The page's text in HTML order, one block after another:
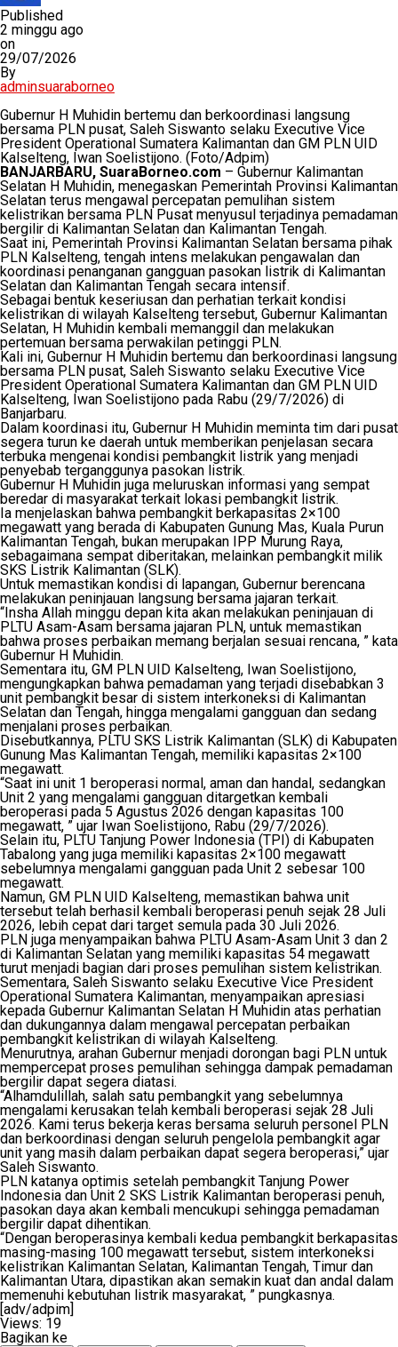
Published
2 minggu ago
on
29/07/2026
By
adminsuaraborneo
Gubernur H Muhidin bertemu dan berkoordinasi langsung
bersama PLN pusat, Saleh Siswanto selaku Executive Vice
President Operational Sumatera Kalimantan dan GM PLN UID
Kalselteng, Iwan Soelistijono. (Foto/Adpim)
BANJARBARU, SuaraBorneo.com – Gubernur Kalimantan
Selatan H Muhidin, menegaskan Pemerintah Provinsi Kalimantan
Selatan terus mengawal percepatan pemulihan sistem
kelistrikan bersama PLN Pusat menyusul terjadinya pemadaman
bergilir di Kalimantan Selatan dan Kalimantan Tengah.
Saat ini, Pemerintah Provinsi Kalimantan Selatan bersama pihak
PLN Kalselteng, tengah intens melakukan pengawalan dan
koordinasi penanganan gangguan pasokan listrik di Kalimantan
Selatan dan Kalimantan Tengah secara intensif.
Sebagai bentuk keseriusan dan perhatian terkait kondisi
kelistrikan di wilayah Kalselteng tersebut, Gubernur Kalimantan
Selatan, H Muhidin kembali memanggil dan melakukan
pertemuan bersama perwakilan petinggi PLN.
Kali ini, Gubernur H Muhidin bertemu dan berkoordinasi langsung
bersama PLN pusat, Saleh Siswanto selaku Executive Vice
President Operational Sumatera Kalimantan dan GM PLN UID
Kalselteng, Iwan Soelistijono pada Rabu (29/7/2026) di
Banjarbaru.
Dalam koordinasi itu, Gubernur H Muhidin meminta tim dari pusat
segera turun ke daerah untuk memberikan penjelasan secara
terbuka mengenai kondisi pembangkit listrik yang menjadi
penyebab terganggunya pasokan listrik.
Gubernur H Muhidin juga meluruskan informasi yang sempat
beredar di masyarakat terkait lokasi pembangkit listrik.
Ia menjelaskan bahwa pembangkit berkapasitas 2×100
megawatt yang berada di Kabupaten Gunung Mas, Kuala Purun
Kalimantan Tengah, bukan merupakan IPP Murung Raya,
sebagaimana sempat diberitakan, melainkan pembangkit milik
SKS Listrik Kalimantan (SLK).
Untuk memastikan kondisi di lapangan, Gubernur berencana
melakukan peninjauan langsung bersama jajaran terkait.
“Insha Allah minggu depan kita akan melakukan peninjauan di
PLTU Asam-Asam bersama jajaran PLN, untuk memastikan
bahwa proses perbaikan memang berjalan sesuai rencana, ” kata
Gubernur H Muhidin.
Sementara itu, GM PLN UID Kalselteng, Iwan Soelistijono,
mengungkapkan bahwa pemadaman yang terjadi disebabkan 3
unit pembangkit besar di sistem interkoneksi di Kalimantan
Selatan dan Tengah, hingga mengalami gangguan dan sedang
menjalani proses perbaikan.
Disebutkannya, PLTU SKS Listrik Kalimantan (SLK) di Kabupaten
Gunung Mas Kalimantan Tengah, memiliki kapasitas 2×100
megawatt.
“Saat ini unit 1 beroperasi normal, aman dan handal, sedangkan
Unit 2 yang mengalami gangguan ditargetkan kembali
beroperasi pada 5 Agustus 2026 dengan kapasitas 100
megawatt, ” ujar Iwan Soelistijono, Rabu (29/7/2026).
Selain itu, PLTU Tanjung Power Indonesia (TPI) di Kabupaten
Tabalong yang juga memiliki kapasitas 2×100 megawatt
sebelumnya mengalami gangguan pada Unit 2 sebesar 100
megawatt.
Namun, GM PLN UID Kalselteng, memastikan bahwa unit
tersebut telah berhasil kembali beroperasi penuh sejak 28 Juli
2026, lebih cepat dari target semula pada 30 Juli 2026.
PLN juga menyampaikan bahwa PLTU Asam-Asam Unit 3 dan 2
di Kalimantan Selatan yang memiliki kapasitas 54 megawatt
turut menjadi bagian dari proses pemulihan sistem kelistrikan.
Sementara, Saleh Siswanto selaku Executive Vice President
Operational Sumatera Kalimantan, menyampaikan apresiasi
kepada Gubernur Kalimantan Selatan H Muhidin atas perhatian
dan dukungannya dalam mengawal percepatan perbaikan
pembangkit kelistrikan di wilayah Kalselteng.
Menurutnya, arahan Gubernur menjadi dorongan bagi PLN untuk
mempercepat proses pemulihan sehingga dampak pemadaman
bergilir dapat segera diatasi.
“Alhamdulillah, salah satu pembangkit yang sebelumnya
mengalami kerusakan telah kembali beroperasi sejak 28 Juli
2026. Kami terus bekerja keras bersama seluruh personel PLN
dan berkoordinasi dengan seluruh pengelola pembangkit agar
unit yang masih dalam perbaikan dapat segera beroperasi,” ujar
Saleh Siswanto.
PLN katanya optimis setelah pembangkit Tanjung Power
Indonesia dan Unit 2 SKS Listrik Kalimantan beroperasi penuh,
pasokan daya akan kembali mencukupi sehingga pemadaman
bergilir dapat dihentikan.
“Dengan beroperasinya kembali kedua pembangkit berkapasitas
masing-masing 100 megawatt tersebut, sistem interkoneksi
kelistrikan Kalimantan Selatan, Kalimantan Tengah, Timur dan
Kalimantan Utara, dipastikan akan semakin kuat dan andal dalam
memenuhi kebutuhan listrik masyarakat, ” pungkasnya.
[adv/adpim]
Views: 19
Bagikan ke